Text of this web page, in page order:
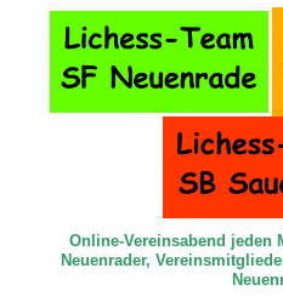
Online-Vereinsabend jeden
Neuenrader,